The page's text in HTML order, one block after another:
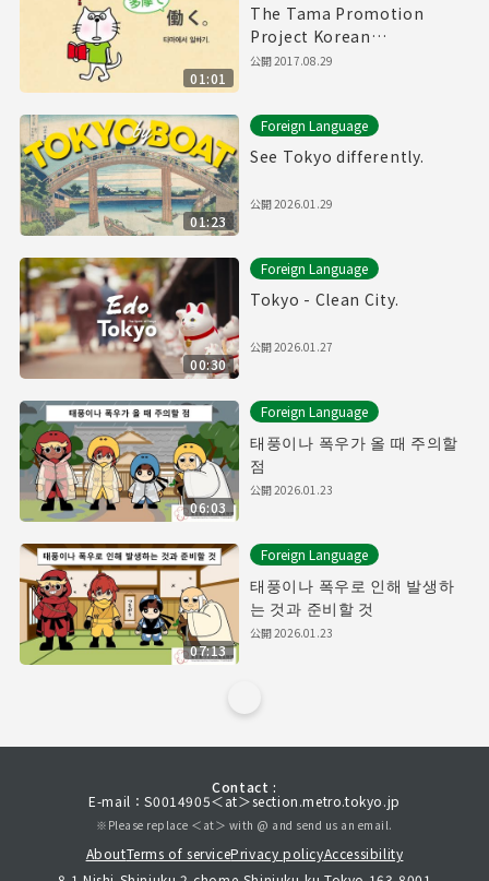
01:01
The Tama Promotion
Project Korean
Movie(60sec.)
公開2017.08.29
01:23
Foreign Language
See Tokyo differently.
公開2026.01.29
00:30
Foreign Language
Tokyo - Clean City.
公開2026.01.27
06:03
Foreign Language
태풍이나 폭우가 올 때 주의할
점
公開2026.01.23
07:13
Foreign Language
태풍이나 폭우로 인해 발생하
는 것과 준비할 것
公開2026.01.23
Contact :
E-mail：S0014905＜at＞section.metro.tokyo.jp
※Please replace ＜at＞ with @ and send us an email.
AboutTerms of servicePrivacy policyAccessibility